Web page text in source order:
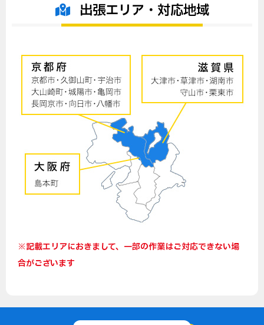
出張エリア・対応地域
※記載エリアにおきまして、一部の作業はご対応できない場
合がございます